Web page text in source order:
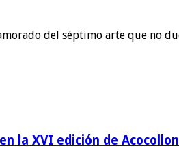
del séptimo arte que no
la XVI edición de